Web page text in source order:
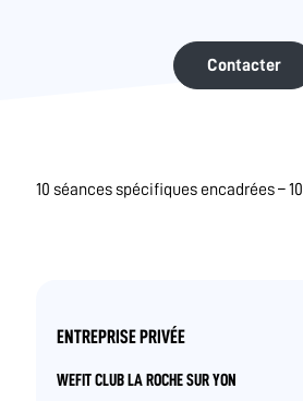
Contacter
10 séances spécifiques encadrées –
ENTREPRISE PRIVÉE
WEFIT CLUB LA ROCHE SUR YON